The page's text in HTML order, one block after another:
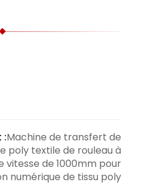
:Machine de transfert de
poly textile de rouleau à
vitesse de 1000mm pour
numérique de tissu poly